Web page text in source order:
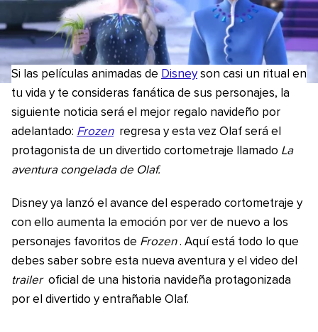
Si las películas animadas de Disneyson casi un ritual en
tu vida y te consideras fanática de sus personajes, la
siguiente noticia será el mejor regalo navideño por
adelantado: Frozen regresa y esta vez Olaf será el
protagonista de un divertido cortometraje llamado La
aventura congelada de Olaf.
Disney ya lanzó el avance del esperado cortometraje y
con ello aumenta la emoción por ver de nuevo a los
personajes favoritos de Frozen . Aquí está todo lo que
debes saber sobre esta nueva aventura y el video del
trailer oficial de una historia navideña protagonizada
por el divertido y entrañable Olaf.